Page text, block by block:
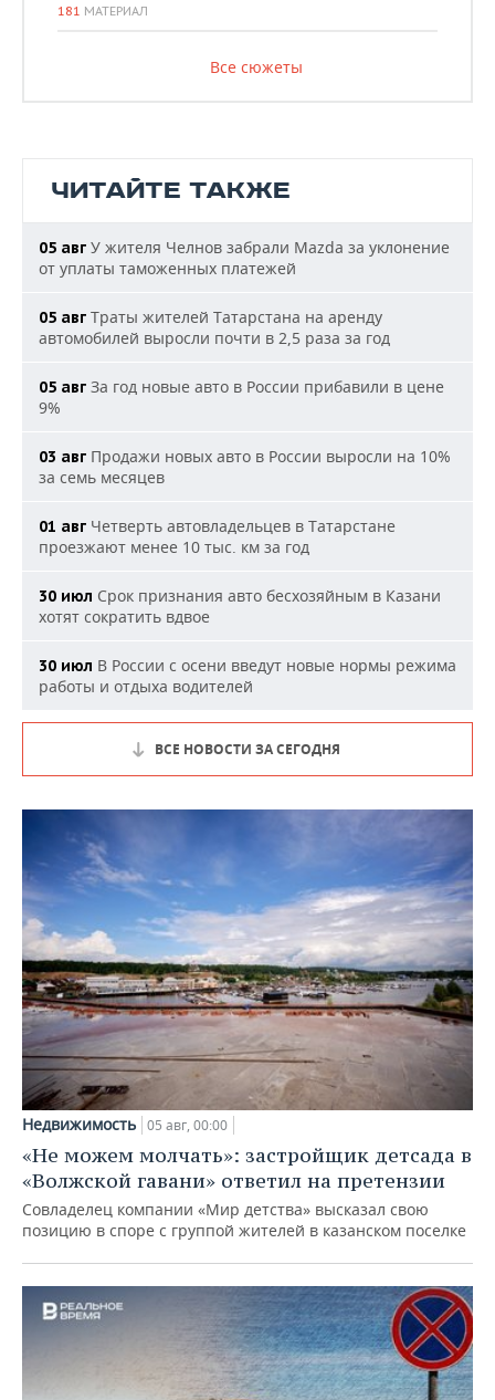
181 МАТЕРИАЛ
Все сюжеты
ЧИТАЙТЕ ТАКЖЕ
05 авг У жителя Челнов забрали Mazda за уклонение
от уплаты таможенных платежей
05 авг Траты жителей Татарстана на аренду
автомобилей выросли почти в 2,5 раза за год
05 авг За год новые авто в России прибавили в цене
9%
03 авг Продажи новых авто в России выросли на 10%
за семь месяцев
01 авг Четверть автовладельцев в Татарстане
проезжают менее 10 тыс. км за год
30 июл Срок признания авто бесхозяйным в Казани
хотят сократить вдвое
30 июл В России с осени введут новые нормы режима
работы и отдыха водителей
ВСЕ НОВОСТИ ЗА СЕГОДНЯ
Недвижимость 05 авг, 00:00
«Не можем молчать»: застройщик детсада в
«Волжской гавани» ответил на претензии
Совладелец компании «Мир детства» высказал свою
позицию в споре с группой жителей в казанском поселке